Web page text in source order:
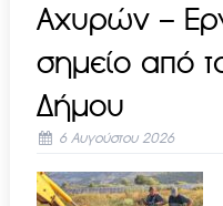
Αχυρών –
σημείο από
Δήμου
6 Αυγούστου 2026